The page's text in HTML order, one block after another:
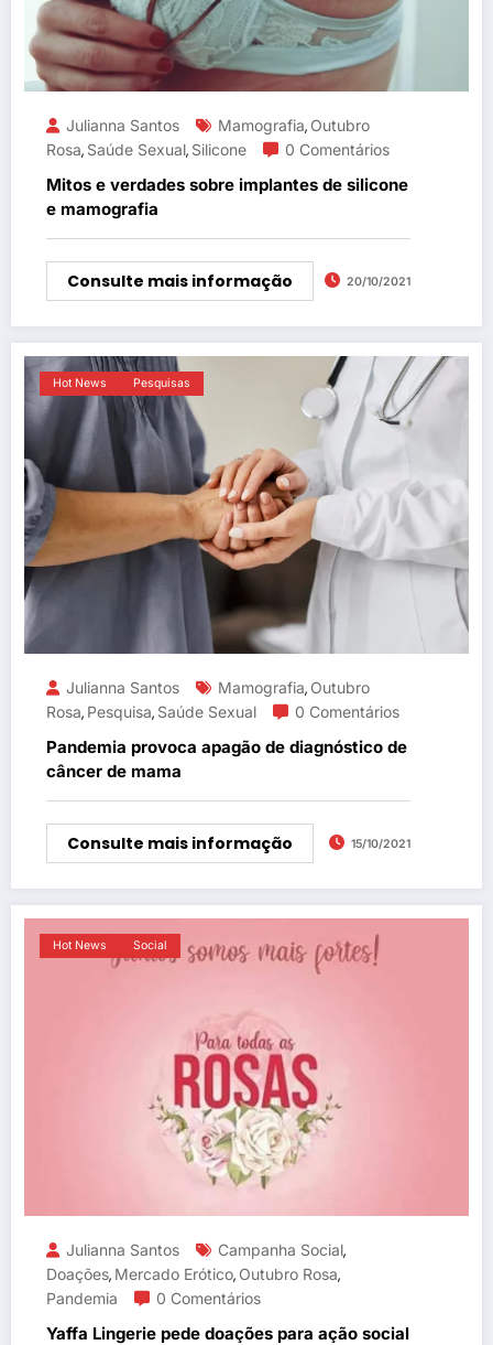
Julianna Santos Mamografia, Outubro
Rosa, Saúde Sexual, Silicone 0 Comentários
Mitos e verdades sobre implantes de silicone
e mamografia
Consulte mais informação 20/10/2021
Hot News Pesquisas
Julianna Santos Mamografia, Outubro
Rosa, Pesquisa, Saúde Sexual 0 Comentários
Pandemia provoca apagão de diagnóstico de
câncer de mama
Consulte mais informação 15/10/2021
Hot News Social
Julianna Santos Campanha Social,
Doações, Mercado Erótico, Outubro Rosa,
Pandemia
0 Comentários
Yaffa Lingerie pede doações para ação social